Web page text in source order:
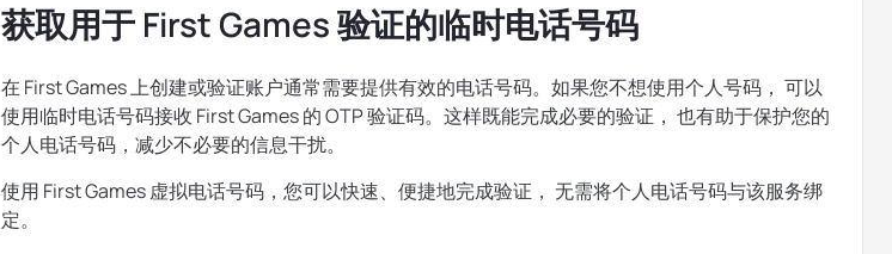
获取用于 First Games 验证的临时电话号码
在 First Games 上创建或验证账户通常需要提供有效的电话号码。如果您不想使用个人号码， 可以
使用临时电话号码接收 First Games 的 OTP 验证码。这样既能完成必要的验证， 也有助于保护您的
个人电话号码，减少不必要的信息干扰。
使用 First Games 虚拟电话号码，您可以快速、便捷地完成验证， 无需将个人电话号码与该服务绑
定。